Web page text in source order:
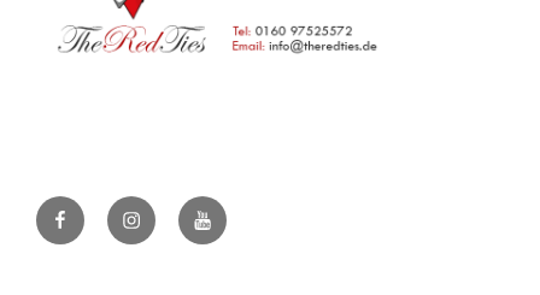
FacebookInstagramYoutube